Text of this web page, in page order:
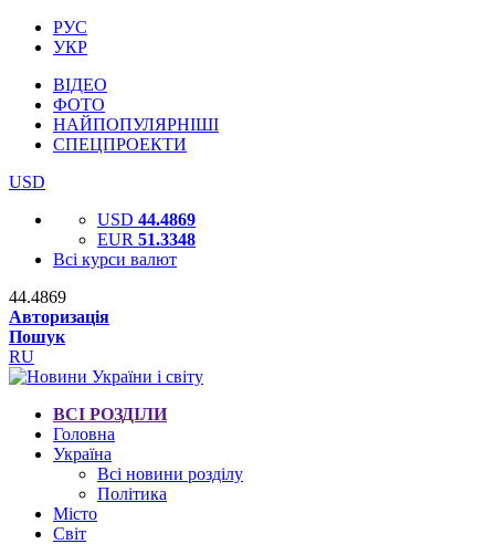
РУС
УКР
ВІДЕО
ФОТО
НАЙПОПУЛЯРНІШІ
СПЕЦПРОЕКТИ
USD
USD 44.4869
EUR 51.3348
Всі курси валют
44.4869
Авторизація
Пошук
RU
ВСІ РОЗДІЛИ
Головна
Україна
Всі новини розділу
Політика
Місто
Світ